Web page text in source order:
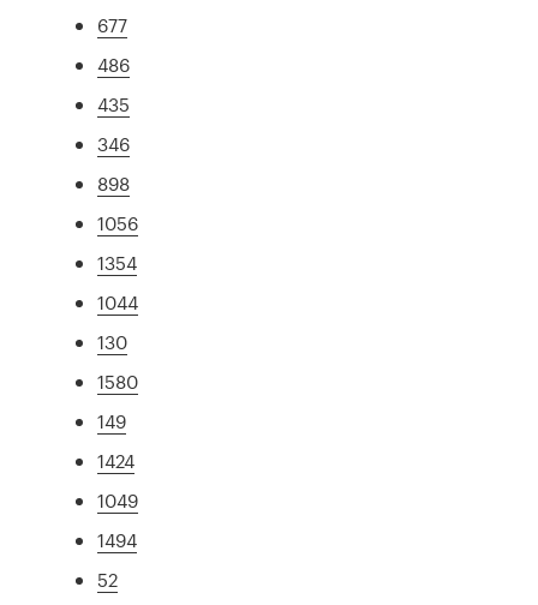
677
486
435
346
898
1056
1354
1044
130
1580
149
1424
1049
1494
52